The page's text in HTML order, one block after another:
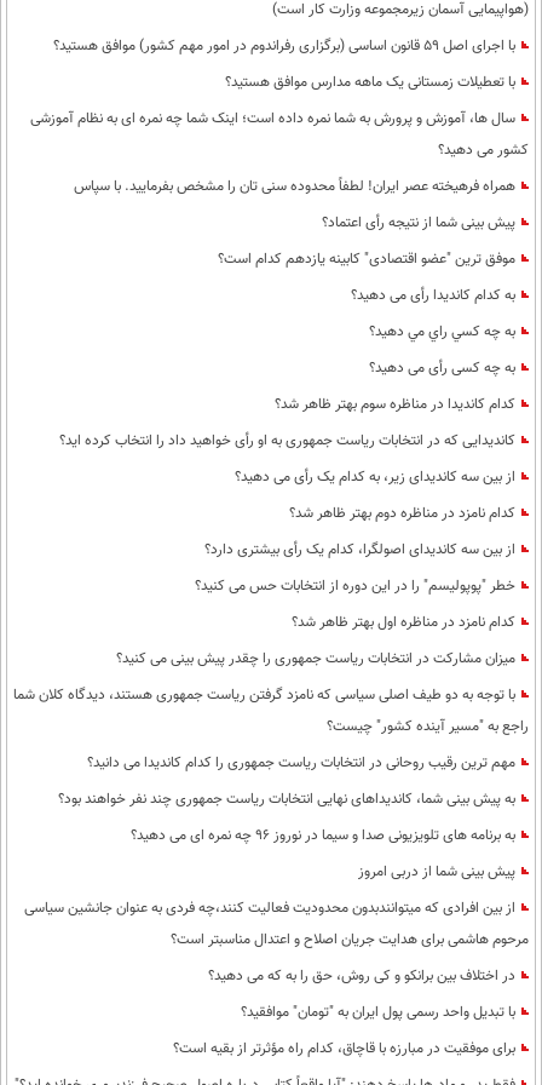
(هواپیمایی آسمان زیرمجموعه وزارت کار است)
با اجرای اصل 59 قانون اساسی (برگزاری رفراندوم در امور مهم کشور) موافق هستید؟
با تعطیلات زمستانی یک ماهه مدارس موافق هستید؟
سال ها، آموزش و پرورش به شما نمره داده است؛ اینک شما چه نمره ای به نظام آموزشی
کشور می دهید؟
همراه فرهیخته عصر ایران! لطفاً محدوده سنی تان را مشخص بفرمایید. با سپاس
پیش بینی شما از نتیجه رأی اعتماد؟
موفق ترین "عضو اقتصادی" کابینه یازدهم کدام است؟
به کدام کاندیدا رأی می دهید؟
به چه كسي راي مي دهيد؟
به چه کسی رأی می دهید؟
کدام کاندیدا در مناظره سوم بهتر ظاهر شد؟
کاندیدایی که در انتخابات ریاست جمهوری به او رأی خواهید داد را انتخاب کرده اید؟
از بین سه کاندیدای زیر، به کدام یک رأی می دهید؟
کدام نامزد در مناظره دوم بهتر ظاهر شد؟
از بین سه کاندیدای اصولگرا، کدام یک رأی بیشتری دارد؟
خطر "پوپولیسم" را در این دوره از انتخابات حس می کنید؟
کدام نامزد در مناظره اول بهتر ظاهر شد؟
میزان مشارکت در انتخابات ریاست جمهوری را چقدر پیش بینی می کنید؟
با توجه به دو طیف اصلی سیاسی که نامزد گرفتن ریاست جمهوری هستند، دیدگاه کلان شما
راجع به "مسیر آینده کشور" چیست؟
مهم ترین رقیب روحانی در انتخابات ریاست جمهوری را کدام کاندیدا می دانید؟
به پیش بینی شما، کاندیداهای نهایی انتخابات ریاست جمهوری چند نفر خواهند بود؟
به برنامه های تلویزیونی صدا و سیما در نوروز 96 چه نمره ای می دهید؟
پیش بینی شما از دربی امروز
از بین افرادی که میتوانندبدون محدودیت فعالیت کنند،چه فردی به عنوان جانشین سیاسی
مرحوم هاشمی برای هدایت جریان اصلاح و اعتدال مناسبتر است؟
در اختلاف بین برانکو و کی روش، حق را به که می دهید؟
با تبدیل واحد رسمی پول ایران به "تومان" موافقید؟
برای موفقیت در مبارزه با قاچاق، کدام راه مؤثرتر از بقیه است؟